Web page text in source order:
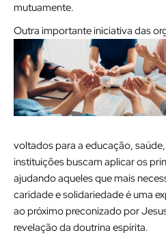
mutuamente.
Outra importante iniciativa das
voltados para a educação,
instituições buscam aplicar os
ajudando aqueles que mais
caridade e solidariedade é uma
ao próximo preconizado por
revelação da doutrina espírita.